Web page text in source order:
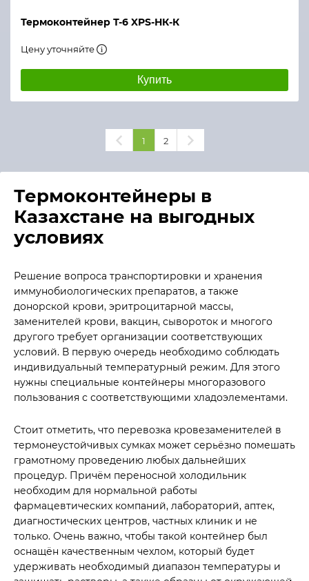
Термоконтейнер Т-6 XPS-НК-К
Цену уточняйте
Купить
1 2
Термоконтейнеры в
Казахстане на выгодных
условиях
Решение вопроса транспортировки и хранения
иммунобиологических препаратов, а также
донорской крови, эритроцитарной массы,
заменителей крови, вакцин, сывороток и многого
другого требует организации соответствующих
условий. В первую очередь необходимо соблюдать
индивидуальный температурный режим. Для этого
нужны специальные контейнеры многоразового
пользования с соответствующими хладоэлементами.
Стоит отметить, что перевозка кровезаменителей в
термонеустойчивых сумках может серьёзно помешать
грамотному проведению любых дальнейших
процедур. Причём переносной холодильник
необходим для нормальной работы
фармацевтических компаний, лабораторий, аптек,
диагностических центров, частных клиник и не
только. Очень важно, чтобы такой контейнер был
оснащён качественным чехлом, который будет
удерживать необходимый диапазон температуры и